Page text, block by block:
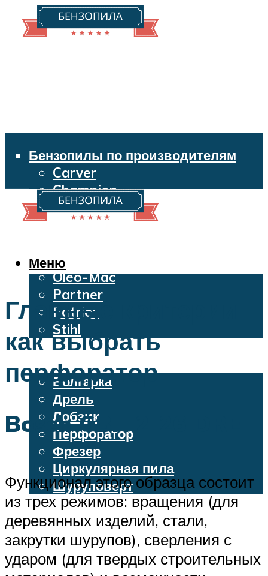
Бензопилы по производителям
Carver
Champion
Echo
Husqvarna
Makita
Oleo-Mac
Partner
Patriot
Stihl
Бензопилы
Электроинструменты
Болгарка
Дрель
Лобзик
Перфоратор
Фрезер
Циркулярная пила
Шуруповерт
Меню
Меню
Главные критерии:
как выбрать
перфоратор
Bosch GBH 2-26 DRE
Функционал этого образца состоит
из трех режимов: вращения (для
деревянных изделий, стали,
закрутки шурупов), сверления с
ударом (для твердых строительных